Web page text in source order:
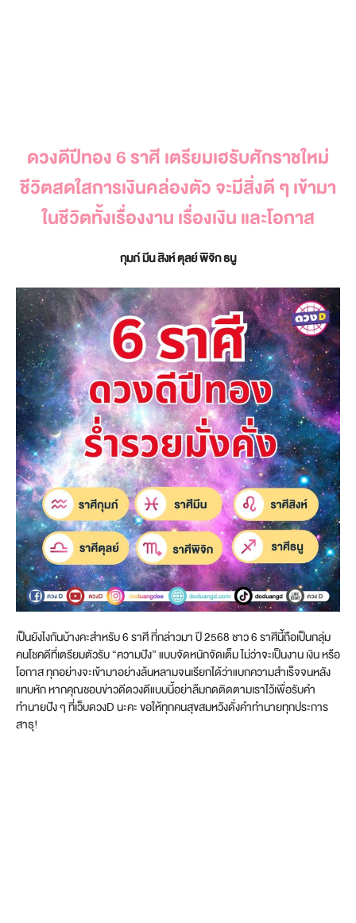
ดวงดีปีทอง 6 ราศี เตรียมเฮรับศักราชใหม่
ชีวิตสดใสการเงินคล่องตัว จะมีสิ่งดี ๆ เข้ามา
ในชีวิตทั้งเรื่องงาน เรื่องเงิน และโอกาส
กุมภ์ มีน สิงห์ ตุลย์ พิจิก ธนู
เป็นยังไงกันบ้างคะสำหรับ 6 ราศี ที่กล่าวมา ปี 2568 ชาว 6 ราศีนี้ถือเป็นกลุ่ม
คนโชคดีที่เตรียมตัวรับ “ความปัง” แบบจัดหนักจัดเต็ม ไม่ว่าจะเป็นงาน เงิน หรือ
โอกาส ทุกอย่างจะเข้ามาอย่างล้นหลามจนเรียกได้ว่าแบกความสำเร็จจนหลัง
แทบหัก หากคุณชอบข่าวดีดวงดีแบบนี้อย่าลืมกดติดตามเราไว้เพื่อรับคำ
ทำนายปัง ๆ ที่เว็บดวงD นะคะ ขอให้ทุกคนสุขสมหวังดั่งคำทำนายทุกประการ
สาธุ!